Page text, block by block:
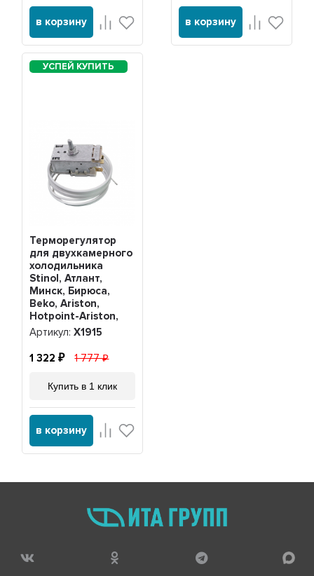
в корзину в корзину
Терморегулятор
для двухкамерного
холодильника
Stinol, Атлант,
Минск, Бирюса,
Beko, Ariston,
Hotpoint-Ariston,
Beko, Indesit K56-
L1915, Х1915
Артикул:Х1915
1 322 1 777
Купить в 1 клик
в корзину